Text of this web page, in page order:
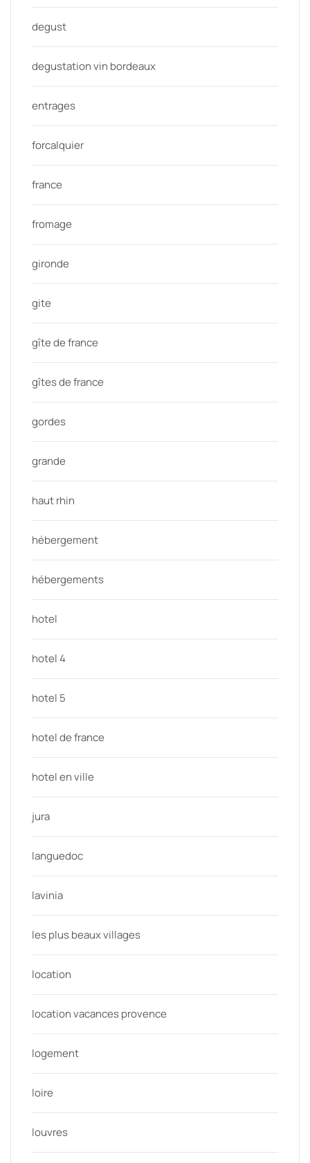
degust
degustation vin bordeaux
entrages
forcalquier
france
fromage
gironde
gite
gîte de france
gîtes de france
gordes
grande
haut rhin
hébergement
hébergements
hotel
hotel 4
hotel 5
hotel de france
hotel en ville
jura
languedoc
lavinia
les plus beaux villages
location
location vacances provence
logement
loire
louvres